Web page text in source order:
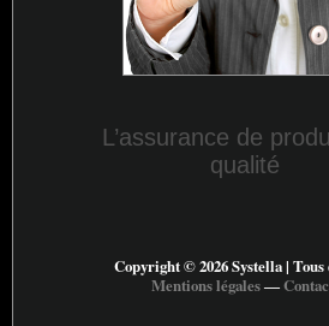
L’assurance de
qualité
Copyright © 2026 Systella |
Mentions légales―